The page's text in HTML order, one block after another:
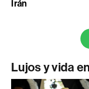
Irán
Lujos y vida